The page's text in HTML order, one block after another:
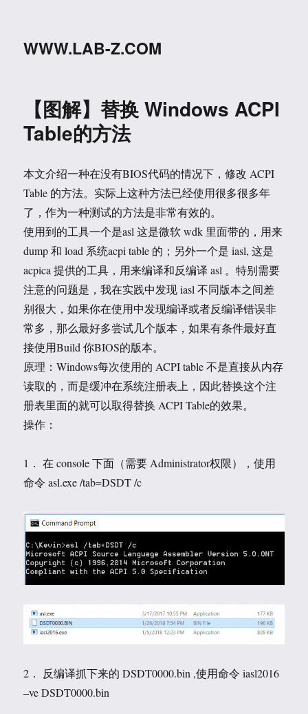
WWW.LAB-Z.COM
【图解】替换 Windows ACPI
Table的方法
本文介绍一种在没有BIOS代码的情况下，修改 ACPI
Table 的方法。实际上这种方法已经使用很多很多年
了，作为一种测试的方法是非常有效的。
使用到的工具一个是asl 这是微软 wdk 里面带的，用来
dump 和 load 系统acpi table 的；另外一个是 iasl, 这是
acpica 提供的工具，用来编译和反编译 asl 。特别需要
注意的问题是，我在实践中发现 iasl 不同版本之间差
别很大，如果你在使用中发现编译或者反编译错误非
常多，那么最好多尝试几个版本，如果有条件最好直
接使用Build 你BIOS的版本。
原理：Windows每次使用的 ACPI table 不是直接从内存
读取的，而是缓冲在系统注册表上，因此替换这个注
册表里面的就可以取得替换 ACPI Table的效果。
操作：
1． 在 console 下面（需要 Administrator权限），使用
命令 asl.exe /tab=DSDT /c
2． 反编译抓下来的 DSDT0000.bin ,使用命令 iasl2016
–ve DSDT0000.bin